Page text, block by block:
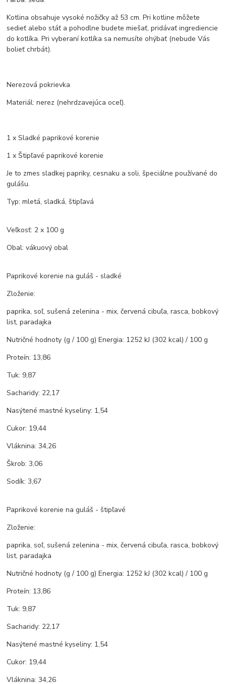
Kotlina obsahuje vysoké nožičky až 53 cm. Pri kotline môžete
sedieť alebo stáť a pohodlne budete miešať, pridávať ingrediencie
do kotlíka. Pri vyberaní kotlíka sa nemusíte ohýbať (nebude Vás
bolieť chrbát).
Nerezová pokrievka
Materiál: nerez (nehrdzavejúca oceľ).
1 x Sladké paprikové korenie
1 x Štipľavé paprikové korenie
Je to zmes sladkej papriky, cesnaku a soli, špeciálne používané do
gulášu.
Typ: mletá, sladká, štipľavá
Veľkosť: 2 x 100 g
Obal: vákuový obal
Paprikové korenie na guláš - sladké
Zloženie:
paprika, soľ, sušená zelenina - mix, červená cibuľa, rasca, bobkový
list, paradajka
Nutričné ​​hodnoty (g / 100 g) Energia: 1252 kJ (302 kcal) / 100 g
Proteín: 13,86
Tuk: 9,87
Sacharidy: 22,17
Nasýtené mastné kyseliny: 1,54
Cukor: 19,44
Vláknina: 34,26
Škrob: 3,06
Sodík: 3,67
Paprikové korenie na guláš - štipľavé
Zloženie:
paprika, soľ, sušená zelenina - mix, červená cibuľa, rasca, bobkový
list, paradajka
Nutričné ​​hodnoty (g / 100 g) Energia: 1252 kJ (302 kcal) / 100 g
Proteín: 13,86
Tuk: 9,87
Sacharidy: 22,17
Nasýtené mastné kyseliny: 1,54
Cukor: 19,44
Vláknina: 34,26